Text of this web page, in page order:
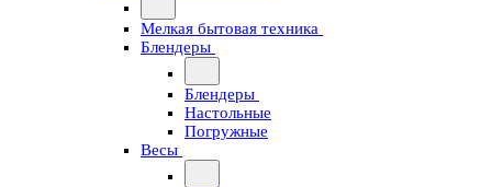
Мелкая бытовая техника
Блендеры
Блендеры
Настольные
Погружные
Весы